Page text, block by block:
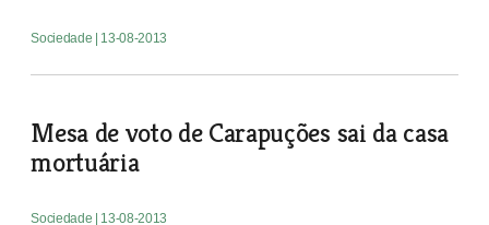
Sociedade | 13-08-2013
Mesa de voto de Carapuções sai da casa
mortuária
Sociedade | 13-08-2013